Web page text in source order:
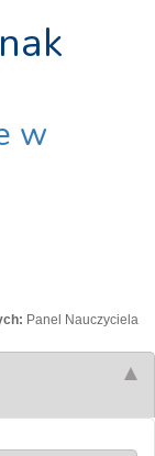
w
Panel Nauczyciela